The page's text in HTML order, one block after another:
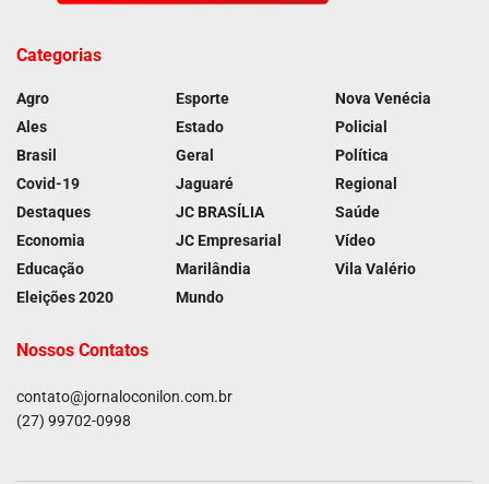
Categorias
Agro
Ales
Brasil
Covid-19
Destaques
Economia
Educação
Eleições 2020
Esporte
Estado
Geral
Jaguaré
JC BRASÍLIA
JC Empresarial
Marilândia
Mundo
Nova Venécia
Policial
Política
Regional
Saúde
Vídeo
Vila Valério
Nossos Contatos
contato@jornaloconilon.com.br
(27) 99702-0998